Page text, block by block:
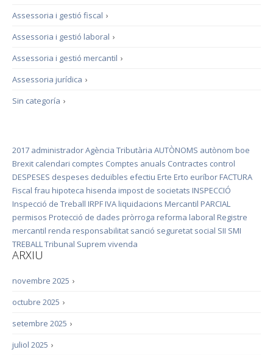
›
Assessoria i gestió fiscal
›
Assessoria i gestió laboral
›
Assessoria i gestió mercantil
›
Assessoria jurídica
›
Sin categoría
2017 administradorAgència Tributària AUTÒNOMS autònom boe
Brexit calendari comptes Comptes anuals Contractes control
DESPESES despeses deduïbles efectiu Erte Erto euríbor FACTURA
Fiscal frau hipoteca hisenda impost de societats INSPECCIÓ
Inspecció de Treball IRPF IVA liquidacions Mercantil PARCIAL
permisos Protecció de dades pròrroga reforma laboral Registre
mercantil renda responsabilitat sanció seguretat social SII SMI
TREBALLTribunal Suprem vivenda
ARXIU
›
novembre 2025
›
octubre 2025
›
setembre 2025
›
juliol 2025